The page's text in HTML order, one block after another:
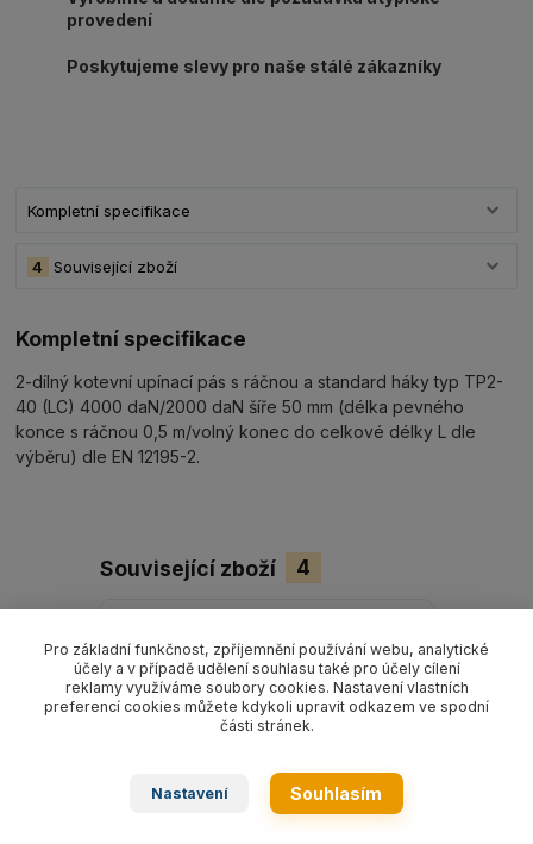
provedení
Poskytujeme slevy pro naše stálé zákazníky
Kompletní specifikace
Související zboží
4
Kompletní specifikace
2-dílný kotevní upínací pás s ráčnou a standard háky typ TP2-
40 (LC) 4000 daN/2000 daN šíře 50 mm (délka pevného
konce s ráčnou 0,5 m/volný konec do celkové délky L dle
výběru) dle EN 12195-2.
Související zboží 4
Pro základní funkčnost, zpříjemnění používání webu, analytické
účely a v případě udělení souhlasu také pro účely cílení
reklamy využíváme soubory cookies. Nastavení vlastních
preferencí cookies můžete kdykoli upravit odkazem ve spodní
části stránek.
Nastavení Souhlasím